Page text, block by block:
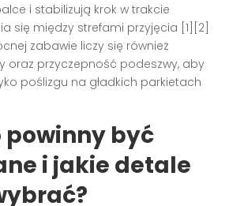
i stabilizują krok w trakcie
się między strefami przyjęcia [1][2]
zabawie liczy się również
oraz przyczepność podeszwy, aby
poślizgu na gładkich parkietach
powinny być
i jakie detale